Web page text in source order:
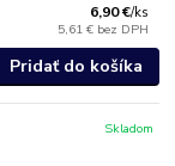
6,90 €/ks
5,61 € bez DPH
Pridať do košíka
Skladom